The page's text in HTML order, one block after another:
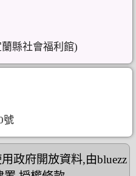
縣社會福利館)
號
政府開放資料,由bluezz